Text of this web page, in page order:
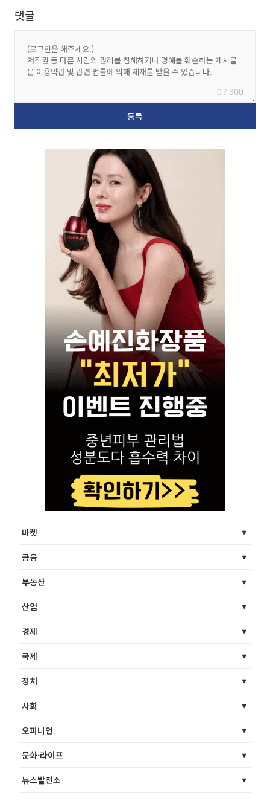
댓글
0 / 300
마켓
금융
부동산
산업
경제
국제
정치
사회
오피니언
문화·라이프
뉴스발전소